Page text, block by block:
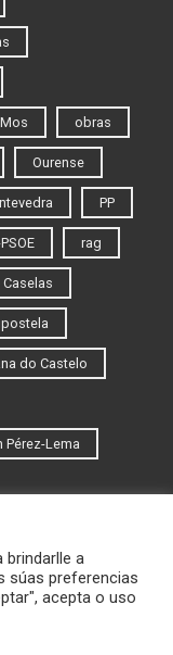
Mos obras
Ourense
PP
rag
do Castelo
Pérez-Lema
a
súas preferencias
acepta o uso